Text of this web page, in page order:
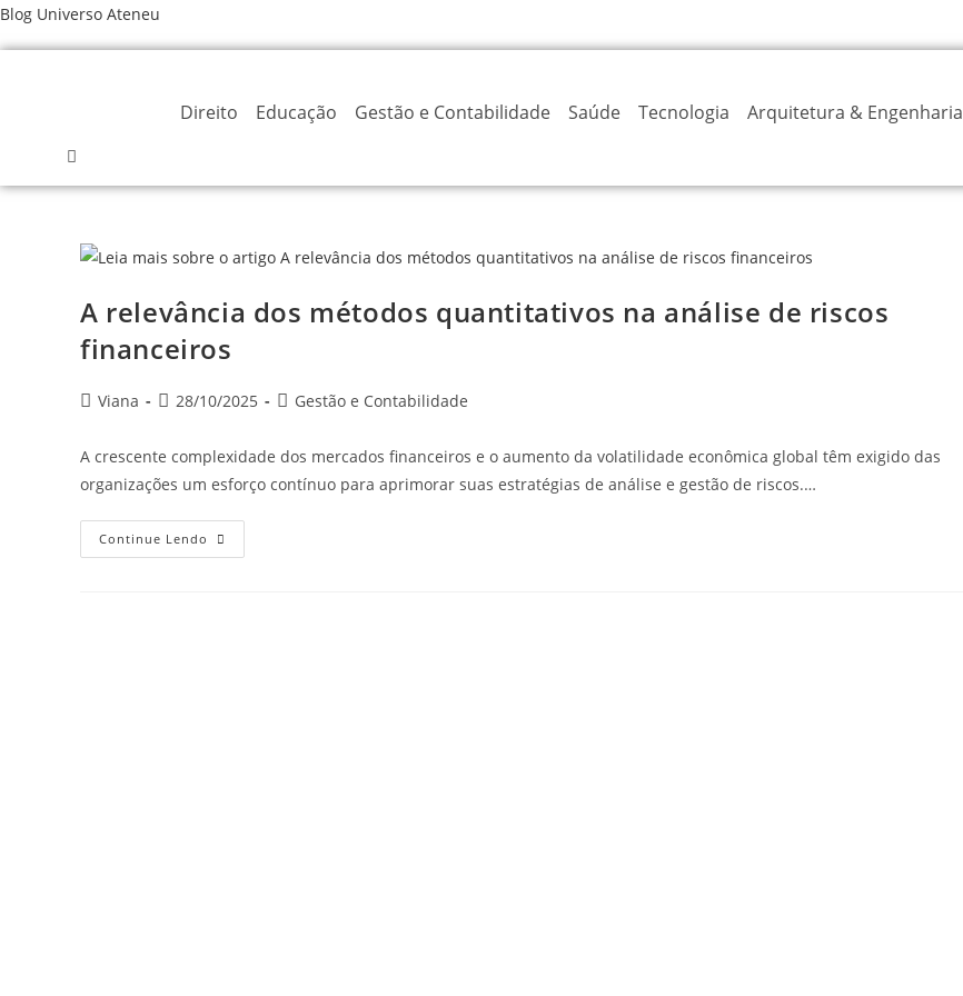
Ir
para
Blog Universo Ateneu
Direito Educação Gestão e Contabilidade Saúde Tecnologia Arquitetura & Engenharia
A relevância dos métodos quantitativos na análise de riscos
financeiros
Autor
post:
Viana
Post28/10/2025
Categoria
post:
Gestão e Contabilidade
A crescente complexidade dos mercados financeiros e o aumento da volatilidade econômica global têm exigido das
organizações um esforço contínuo para aprimorar suas estratégias de análise e gestão de riscos.…
Continue Lendo
Relevância